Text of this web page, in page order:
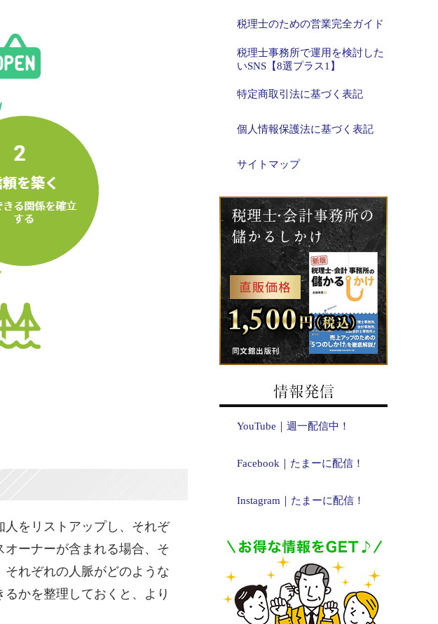
をリストアップし、それぞ
ーナーが含まれる場合、そ
れぞれの人脈がどのような
かを整理しておくと、より
税理士のための営業完全ガイド
税理士事務所で運用を検討した
いSNS【8選プラス1】
特定商取引法に基づく表記
個人情報保護法に基づく表記
サイトマップ
YouTube｜週一配信中！
Facebook｜たまーに配信！
Instagram｜たまーに配信！